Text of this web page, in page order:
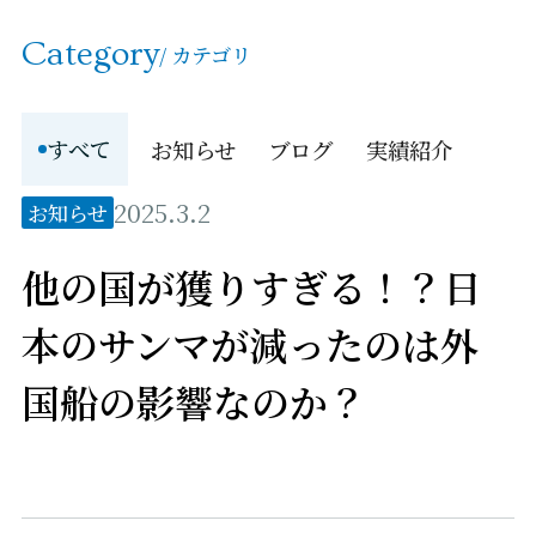
Category/ カテゴリ
すべて お知らせ ブログ 実績紹介
お知らせ 2025.3.2
他の国が獲りすぎる！？日
本のサンマが減ったのは外
国船の影響なのか？